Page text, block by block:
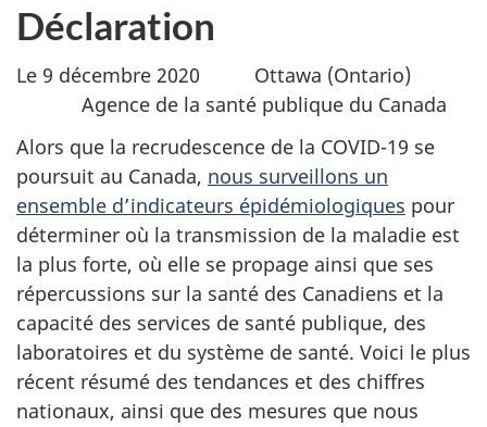
Déclaration
Le 9 décembre 2020 Ottawa (Ontario)
Agence de la santé publique du Canada
Alors que la recrudescence de la COVID-19 se
poursuit au Canada, nous surveillons un
ensemble d’indicateurs épidémiologiques pour
déterminer où la transmission de la maladie est
la plus forte, où elle se propage ainsi que ses
répercussions sur la santé des Canadiens et la
capacité des services de santé publique, des
laboratoires et du système de santé. Voici le plus
récent résumé des tendances et des chiffres
nationaux, ainsi que des mesures que nous